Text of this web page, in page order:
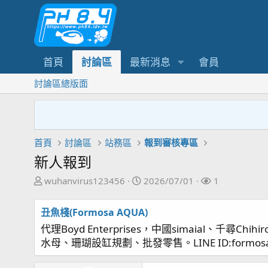
首頁 討論區 最新消息 會員
討論區總版面
首頁 討論區 站務區 報到審核專區
新人報到
主
發
起
人
wuhanvirus123456
開
期
2026/07/01
關
1
丑魚棧(Formosa AQUA)
代理Boyd Enterprises，中國simaial、千尋
水母、珊瑚設缸規劃、批發零售。LINE